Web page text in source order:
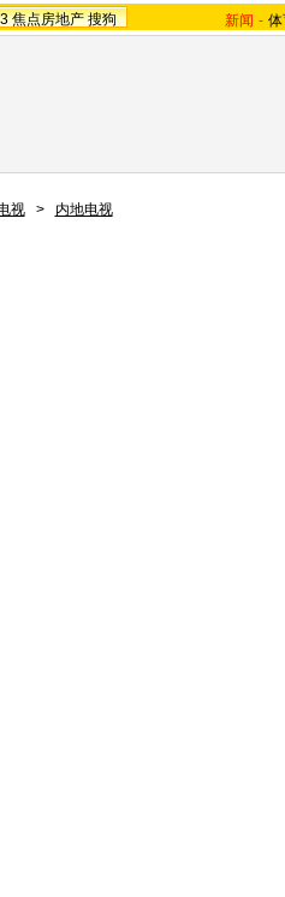
焦点房地产 搜狗 新闻 -
视 > 内地电视